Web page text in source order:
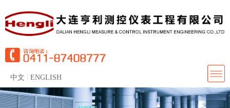
中文 ENGLISH